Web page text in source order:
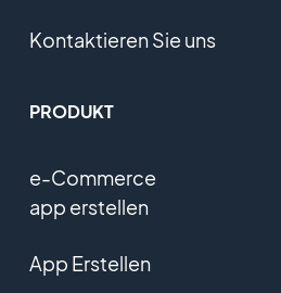
Kontaktieren Sie uns
PRODUKT
e-Commerce
app erstellen
App Erstellen